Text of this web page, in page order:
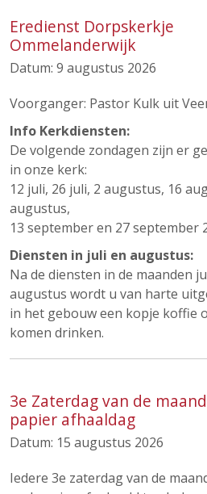
Eredienst Dorpskerkje
Ommelanderwijk
Datum: 9 augustus 2026
Voorganger: Pastor Kulk uit
Info Kerkdiensten:
De volgende zondagen zijn er
in onze kerk:
12 juli, 26 juli, 2 augustus, 16
augustus,
13 september en 27 september
Diensten in juli en augustus:
Na de diensten in de maanden
augustus wordt u van harte
in het gebouw een kopje koffie
komen drinken.
3e Zaterdag van de
papier afhaaldag
Datum: 15 augustus 2026
Iedere 3e zaterdag van de